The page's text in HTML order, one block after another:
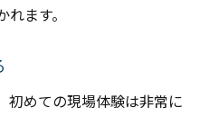
ます。
初めての現場体験は非常に